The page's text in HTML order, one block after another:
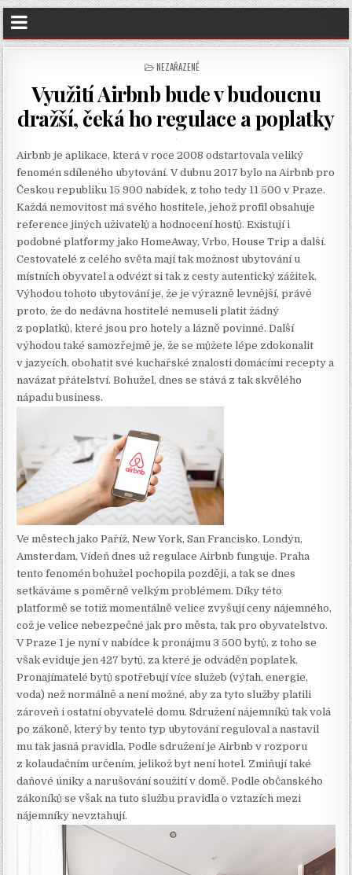
POSTED
NEZAŘAZENÉ
Využití Airbnb bude v budoucnu
dražší, čeká ho regulace a poplatky
Airbnb je aplikace, která v roce 2008 odstartovala veliký
fenomén sdíleného ubytování. V dubnu 2017 bylo na Airbnb pro
Českou republiku 15 900 nabídek, z toho tedy 11 500 v Praze.
Každá nemovitost má svého hostitele, jehož profil obsahuje
reference jiných uživatelů a hodnocení hostů. Existují i
podobné platformy jako HomeAway, Vrbo, House Trip a další.
Cestovatelé z celého světa mají tak možnost ubytování u
místních obyvatel a odvézt si tak z cesty autentický zážitek.
Výhodou tohoto ubytování je, že je výrazně levnější, právě
proto, že do nedávna hostitelé nemuseli platit žádný
z poplatků, které jsou pro hotely a lázně povinné. Další
výhodou také samozřejmě je, že se můžete lépe zdokonalit
v jazycích, obohatit své kuchařské znalosti domácími recepty a
navázat přátelství. Bohužel, dnes se stává z tak skvělého
nápadu business.
Ve městech jako Paříž, New York, San Francisko, Londýn,
Amsterdam, Vídeň dnes už regulace Airbnb funguje. Praha
tento fenomén bohužel pochopila později, a tak se dnes
setkáváme s poměrně velkým problémem. Díky této
platformě se totiž momentálně velice zvyšují ceny nájemného,
což je velice nebezpečné jak pro města, tak pro obyvatelstvo.
V Praze 1 je nyní v nabídce k pronájmu 3 500 bytů, z toho se
však eviduje jen 427 bytů, za které je odváděn poplatek.
Pronajímatelé bytů spotřebují více služeb (výtah, energie,
voda) než normálně a není možné, aby za tyto služby platili
zároveň i ostatní obyvatelé domu. Sdružení nájemníků tak volá
po zákoně, který by tento typ ubytování reguloval a nastavil
mu tak jasná pravidla. Podle sdružení je Airbnb v rozporu
z kolaudačním určením, jelikož byt není hotel. Zmiňují také
daňové úniky a narušování soužití v domě. Podle občanského
zákoníků se však na tuto službu pravidla o vztazích mezi
nájemníky nevztahují.